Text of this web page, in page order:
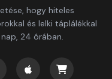
hogy hiteles
és lelki táplálékkal
24 órában.